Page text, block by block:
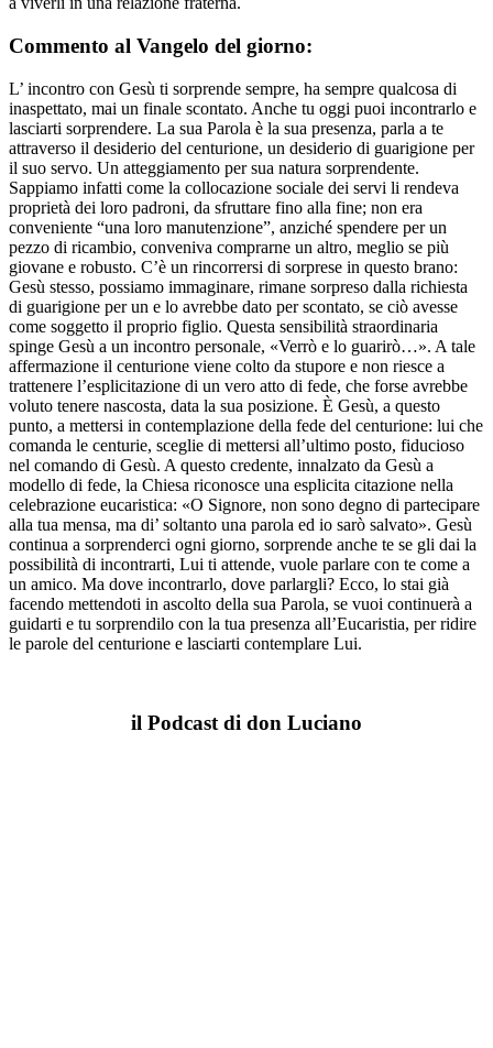
Commento al Vangelo del giorno:
L’ incontro con Gesù ti sorprende sempre, ha sempre qualcosa di
inaspettato, mai un finale scontato. Anche tu oggi puoi incontrarlo e
lasciarti sorprendere. La sua Parola è la sua presenza, parla a te
attraverso il desiderio del centurione, un desiderio di guarigione per
il suo servo. Un atteggiamento per sua natura sorprendente.
Sappiamo infatti come la collocazione sociale dei servi li rendeva
proprietà dei loro padroni, da sfruttare fino alla fine; non era
conveniente “una loro manutenzione”, anziché spendere per un
pezzo di ricambio, conveniva comprarne un altro, meglio se più
giovane e robusto. C’è un rincorrersi di sorprese in questo brano:
Gesù stesso, possiamo immaginare, rimane sorpreso dalla richiesta
di guarigione per un e lo avrebbe dato per scontato, se ciò avesse
come soggetto il proprio figlio. Questa sensibilità straordinaria
spinge Gesù a un incontro personale, «Verrò e lo guarirò…». A tale
affermazione il centurione viene colto da stupore e non riesce a
trattenere l’esplicitazione di un vero atto di fede, che forse avrebbe
voluto tenere nascosta, data la sua posizione. È Gesù, a questo
punto, a mettersi in contemplazione della fede del centurione: lui che
comanda le centurie, sceglie di mettersi all’ultimo posto, fiducioso
nel comando di Gesù. A questo credente, innalzato da Gesù a
modello di fede, la Chiesa riconosce una esplicita citazione nella
celebrazione eucaristica: «O Signore, non sono degno di partecipare
alla tua mensa, ma di’ soltanto una parola ed io sarò salvato». Gesù
continua a sorprenderci ogni giorno, sorprende anche te se gli dai la
possibilità di incontrarti, Lui ti attende, vuole parlare con te come a
un amico. Ma dove incontrarlo, dove parlargli? Ecco, lo stai già
facendo mettendoti in ascolto della sua Parola, se vuoi continuerà a
guidarti e tu sorprendilo con la tua presenza all’Eucaristia, per ridire
le parole del centurione e lasciarti contemplare Lui.
il Podcast di don Luciano